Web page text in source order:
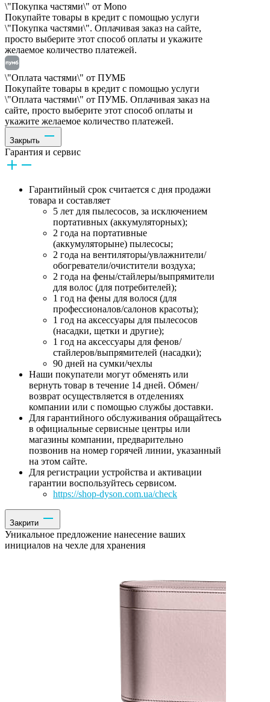
\"Покупка частями\" от Mono
Покупайте товары в кредит с помощью услуги
\"Покупка частями\". Оплачивая заказ на сайте,
просто выберите этот способ оплаты и укажите
желаемое количество платежей.
\"Оплата частями\" от ПУМБ
Покупайте товары в кредит с помощью услуги
\"Оплата частями\" от ПУМБ. Оплачивая заказ на
сайте, просто выберите этот способ оплаты и
укажите желаемое количество платежей.
Закрыть
Гарантия и сервис
Гарантийный срок считается с дня продажи
товара и составляет
5 лет для пылесосов, за исключением
портативных (аккумуляторных);
2 года на портативные
(аккумуляторыне) пылесосы;
2 года на вентиляторы/увлажнители/
обогреватели/очистители воздуха;
2 года на фены/стайлеры/выпрямители
для волос (для потребителей);
1 год на фены для волося (для
профессионалов/салонов красоты);
1 год на аксессуары для пылесосов
(насадки, щетки и другие);
1 год на аксессуары для фенов/
стайлеров/выпрямителей (насадки);
90 дней на сумки/чехлы
Наши покупатели могут обменять или
вернуть товар в течение 14 дней. Обмен/
возврат осуществляется в отделениях
компании или с помощью службы доставки.
Для гарантийного обслуживания обращайтесь
в официальные сервисные центры или
магазины компании, предварительно
позвонив на номер горячей линии, указанный
на этом сайте.
Для регистрации устройства и активации
гарантии воспользуйтесь сервисом.
https://shop-dyson.com.ua/check
Закрити
Уникальное предложение нанесение ваших
инициалов на чехле для хранения